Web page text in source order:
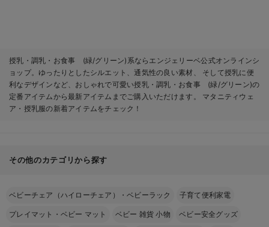
授乳・調乳・お食事 (緑/グリーン)系ならエンジェリーベ公式オンラインシ
ョップ。ゆったりとしたシルエット、通気性の良い素材、 そして授乳に便
利なデザインなど、おしゃれで可愛い授乳・調乳・お食事 (緑/グリーン)の
定番アイテムから最新アイテムまでご購入いただけます。 マタニティウェ
ア・授乳服の新着アイテムをチェック！
その他のカテゴリから探す
ベビーチェア（ハイローチェア）・ベビーラック 子育て便利家電
プレイマット・ベビー マット ベビー 雑貨 小物 ベビー安全グッズ